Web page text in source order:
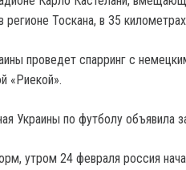
Тоскана, в 35
проведет спарринг с
«Риекой».
Украины по футболу объявила
утром 24 февраля россия